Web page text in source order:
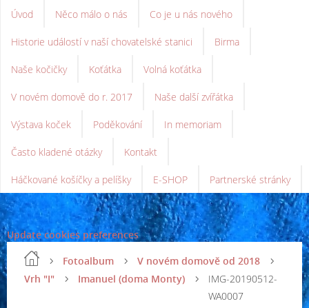
Úvod Něco málo o nás Co je u nás nového
Historie událostí v naší chovatelské stanici Birma
Naše kočičky Koťátka Volná koťátka
V novém domově do r. 2017 Naše další zvířátka
Výstava koček Poděkování In memoriam
Často kladené otázky Kontakt
Háčkované košíčky a pelíšky E-SHOP Partnerské stránky
Update cookies preferences
Fotoalbum
V novém domově od 2018
Vrh "I"
Imanuel (doma Monty)
IMG-20190512-
WA0007